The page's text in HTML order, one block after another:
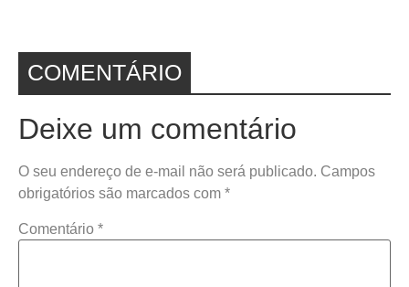
COMENTÁRIO
Deixe um comentário
O seu endereço de e-mail não será publicado. Campos
obrigatórios são marcados com *
Comentário *